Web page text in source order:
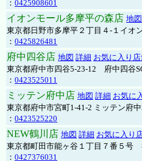
： 0425908601
イオンモール多摩平の森店 地図
東京都日野市多摩平２丁目４-１イオ
： 0425826481
府中四谷店 地図 詳細 お気に入り
東京都府中市四谷5-23-12 府中四谷
： 0423525011
ミッテン府中店 地図 詳細 お気に
東京都府中市宮町1-41-2 ミッテン府
： 0423525220
NEW鶴川店 地図 詳細 お気に入り
東京都町田市能ヶ谷１丁目７番５号
： 0427376031